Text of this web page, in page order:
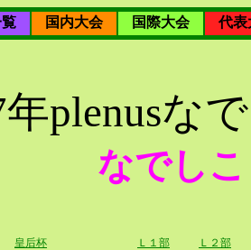
国内大会 国際大会
代表
年plenusな
なでし
皇后杯 Ｌ１部 Ｌ２部